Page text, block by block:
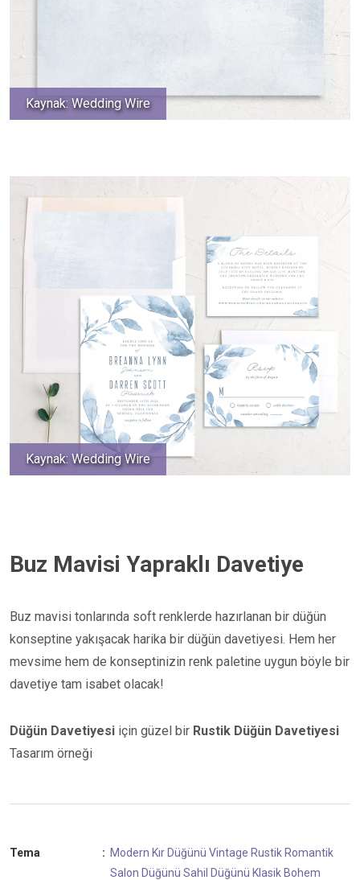
Kaynak: Wedding Wire
Kaynak: Wedding Wire
Buz Mavisi Yapraklı Davetiye
Buz mavisi tonlarında soft renklerde hazırlanan bir düğün
konseptine yakışacak harika bir düğün davetiyesi. Hem her
mevsime hem de konseptinizin renk paletine uygun böyle bir
davetiye tam isabet olacak!
Düğün Davetiyesi için güzel bir Rustik Düğün Davetiyesi
Tasarım örneği
Tema : Modern Kır Düğünü Vintage Rustik Romantik
Salon Düğünü Sahil Düğünü Klasik Bohem